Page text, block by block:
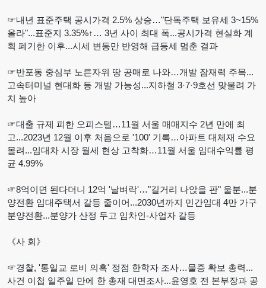
☞내년 표준주택 공시가격 2.5% 상승…"단독주택 보유세 3~15%
올라"...표준지 3.35%↑… 3년 사이 최대 폭...공시가격 현실화 계
획 폐기한 이후...시세 변동만 반영해 급등세 멈춘 결과
☞반포동 중심부 노른자위 땅 공매로 나와…개발 잠재력 주목...
고속터미널 현대화 등 개발 가능성...지하철 3·7·9호선 맞물려 가
치 높아
☞대출 규제 피한 오피스텔…11월 서울 매매지수 2년 만에 최
고...2023년 12월 이후 처음으로 '100' 기록…아파트 대체재 수요
몰려...임대차 시장 월세 현상 고착화…11월 서울 임대수익률 평
균 4.99%
☞8억이면 된다더니 12억 '날벼락'…"길거리 나앉을 판" 울분...분
양전환 임대주택서 갈등 줄이어...2030년까지 민간임대 4만 가구
분양전환...분양가 산정 두고 임차인-사업자 갈등
《사 회》
☞경찰, '통일교 로비 의혹' 정점 한학자 조사…물증 확보 총력...
사건 이첩 일주일 만에 한 총재 대면조사...윤영호 전 본부장과 공